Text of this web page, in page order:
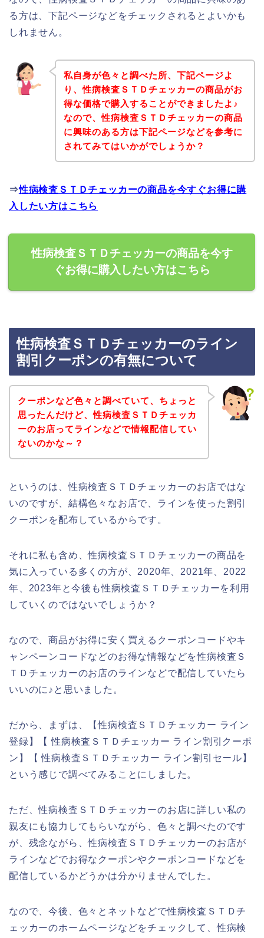
る方は、下記ページなどをチェックされるとよいかも
しれません。
私自身が色々と調べた所、下記ページよ
り、性病検査ＳＴＤチェッカーの商品がお
得な価格で購入することができましたよ♪
なので、性病検査ＳＴＤチェッカーの商品
に興味のある方は下記ページなどを参考に
されてみてはいかがでしょうか？
⇒性病検査ＳＴＤチェッカーの商品を今すぐお得に購
入したい方はこちら
性病検査ＳＴＤチェッカーの商品を今す
ぐお得に購入したい方はこちら
性病検査ＳＴＤチェッカーのライン
割引クーポンの有無について
クーポンなど色々と調べていて、ちょっと
思ったんだけど、性病検査ＳＴＤチェッカ
ーのお店ってラインなどで情報配信してい
ないのかな～？
というのは、性病検査ＳＴＤチェッカーのお店ではな
いのですが、結構色々なお店で、ラインを使った割引
クーポンを配布しているからです。
それに私も含め、性病検査ＳＴＤチェッカーの商品を
気に入っている多くの方が、2020年、2021年、2022
年、2023年と今後も性病検査ＳＴＤチェッカーを利用
していくのではないでしょうか？
なので、商品がお得に安く買えるクーポンコードやキ
ャンペーンコードなどのお得な情報などを性病検査Ｓ
ＴＤチェッカーのお店のラインなどで配信していたら
いいのに♪と思いました。
だから、まずは、【性病検査ＳＴＤチェッカー ライン
登録】【 性病検査ＳＴＤチェッカー ライン割引クーポ
ン】【 性病検査ＳＴＤチェッカー ライン割引セール】
という感じで調べてみることにしました。
ただ、性病検査ＳＴＤチェッカーのお店に詳しい私の
親友にも協力してもらいながら、色々と調べたのです
が、残念ながら、性病検査ＳＴＤチェッカーのお店が
ラインなどでお得なクーポンやクーポンコードなどを
配信しているかどうかは分かりませんでした。
なので、今後、色々とネットなどで性病検査ＳＴＤチ
ェッカーのホームページなどをチェックして、性病検